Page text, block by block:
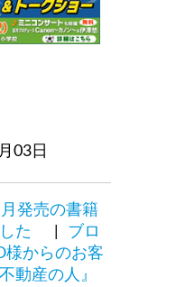
03日
発売の書籍
た
ブロ
様からのお客
動産の人』